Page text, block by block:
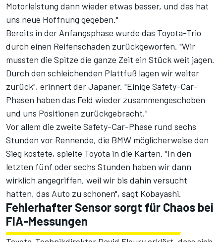
Motorleistung dann wieder etwas besser, und das hat
uns neue Hoffnung gegeben."
Bereits in der Anfangsphase wurde das Toyota-Trio
durch einen Reifenschaden zurückgeworfen. "Wir
mussten die Spitze die ganze Zeit ein Stück weit jagen.
Durch den schleichenden Plattfuß lagen wir weiter
zurück", erinnert der Japaner. "Einige Safety-Car-
Phasen haben das Feld wieder zusammengeschoben
und uns Positionen zurückgebracht."
Vor allem die zweite Safety-Car-Phase rund sechs
Stunden vor Rennende, die BMW möglicherweise den
Sieg kostete, spielte Toyota in die Karten. "In den
letzten fünf oder sechs Stunden haben wir dann
wirklich angegriffen, weil wir bis dahin versucht
hatten, das Auto zu schonen", sagt Kobayashi.
Fehlerhafter Sensor sorgt für Chaos bei
FIA-Messungen